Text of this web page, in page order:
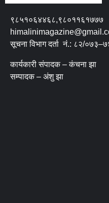
९८५१०६४४६८,९८०११६१७७७
सूचना विभाग दर्ता नं.: ८२/
कार्यकारी संपादक – कंचना झा
सम्पादक – अंशु झा